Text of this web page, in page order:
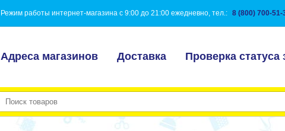
Режим работы интернет-магазина с 9:00 до 21:00 ежедневно, тел.: 8 (800) 700-51-
Адреса магазинов Доставка Проверка статуса